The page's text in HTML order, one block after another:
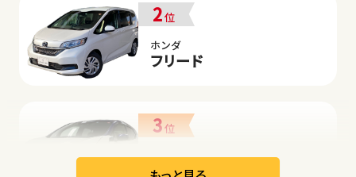
2位
ホンダ
フリード
3位
日産
リーフ